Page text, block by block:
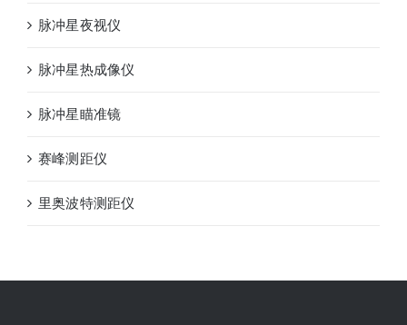
脉冲星夜视仪
脉冲星热成像仪
脉冲星瞄准镜
赛峰测距仪
里奥波特测距仪